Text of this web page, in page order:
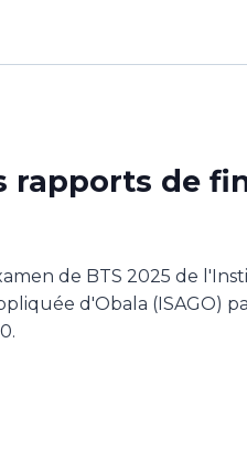
rapports de
de BTS 2025 de
d'Obala (ISAGO)